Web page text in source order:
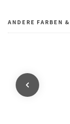
ANDERE FARBEN